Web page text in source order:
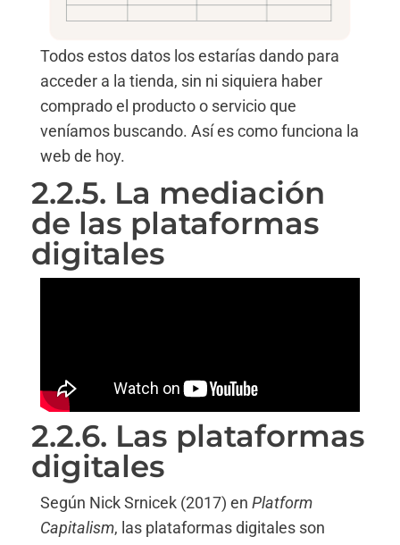
Todos estos datos los estarías dando para
acceder a la tienda, sin ni siquiera haber
comprado el producto o servicio que
veníamos buscando. Así es como funciona la
web de hoy.
2.2.5. La mediación
de las plataformas
digitales
2.2.6. Las plataformas
digitales
Según Nick Srnicek (2017) en Platform
Capitalism, las plataformas digitales son